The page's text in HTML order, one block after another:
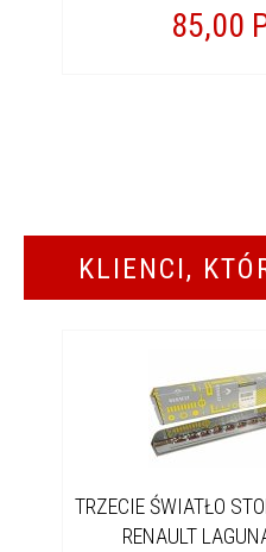
85,00
KLIENCI,
TRZECIE ŚWIATŁO
RENAULT